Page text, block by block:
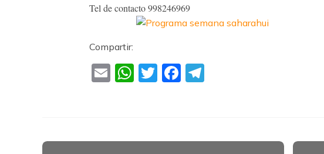
Tel de contacto 998246969
Compartir:
EmailWhatsApp
TwitterFacebook